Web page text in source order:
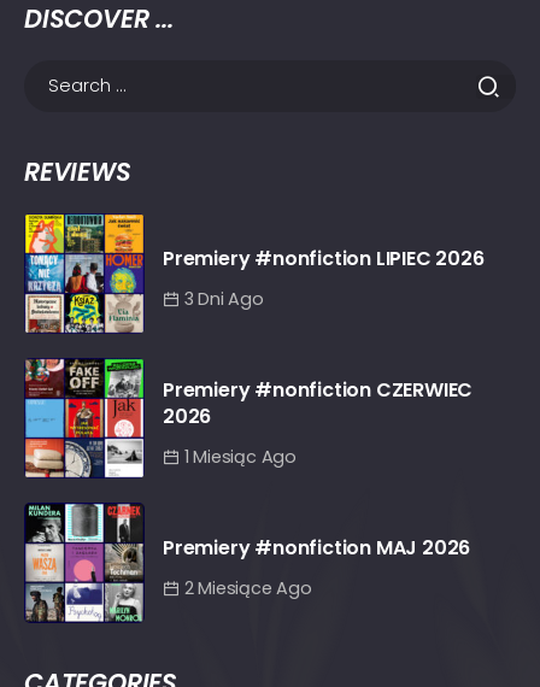
DISCOVER ...
REVIEWS
Premiery #nonfiction LIPIEC 2026
3 Dni Ago
Premiery #nonfiction CZERWIEC
2026
1 Miesiąc Ago
Premiery #nonfiction MAJ 2026
2 Miesiące Ago